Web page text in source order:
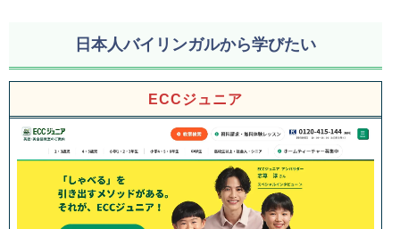
日本人バイリンガルから学びたい
ECCジュニア